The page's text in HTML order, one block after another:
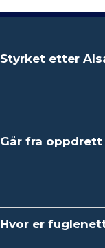
Styrket etter
Går fra
Hvor er